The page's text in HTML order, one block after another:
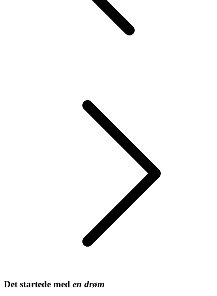
Det startede med en drøm